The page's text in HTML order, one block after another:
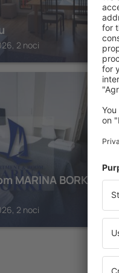
2 noci
MARINA BORKI -
2 noci